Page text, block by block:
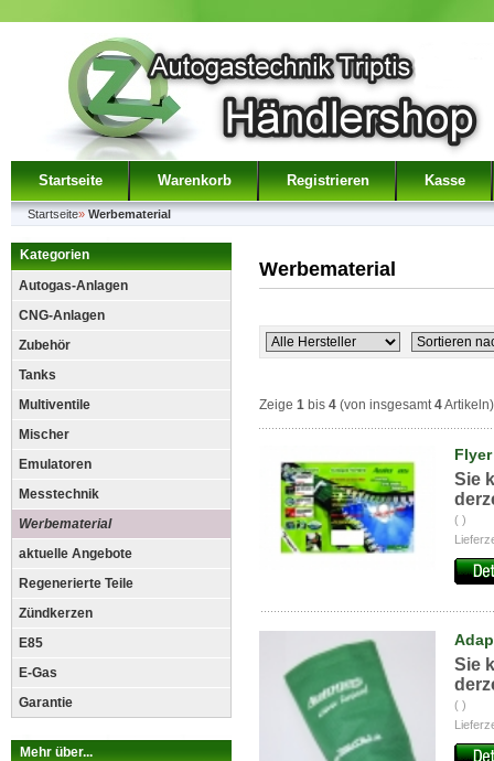
Startseite Warenkorb Registrieren Kasse
Startseite» Werbematerial
Kategorien
Autogas-Anlagen
CNG-Anlagen
Zubehör
Tanks
Multiventile
Mischer
Emulatoren
Messtechnik
Werbematerial
aktuelle Angebote
Regenerierte Teile
Zündkerzen
E85
E-Gas
Garantie
Mehr über...
Werbematerial
Zeige 1 bis 4 (von insgesamt4Artikeln)
Sie
( )
Sie
( )